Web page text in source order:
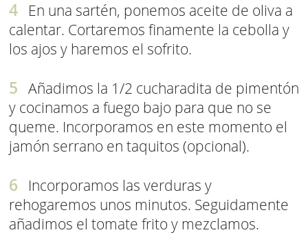
En una sartén, ponemos aceite de oliva a
calentar. Cortaremos finamente la cebolla y
los ajos y haremos el sofrito.
Añadimos la 1/2 cucharadita de pimentón
y cocinamos a fuego bajo para que no se
queme. Incorporamos en este momento el
jamón serrano en taquitos (opcional).
Incorporamos las verduras y
rehogaremos unos minutos. Seguidamente
añadimos el tomate frito y mezclamos.